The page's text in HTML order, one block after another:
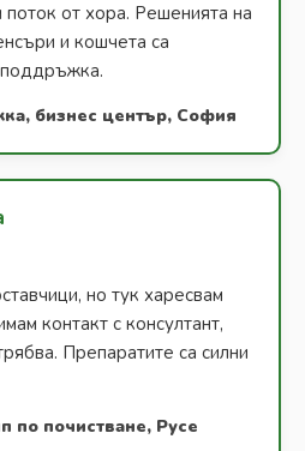
поток от хора. Решенията на
и кошчета са
поддръжка.
бизнес център, София
но тук харесвам
контакт с консултант,
Препаратите са силни
по почистване, Русе